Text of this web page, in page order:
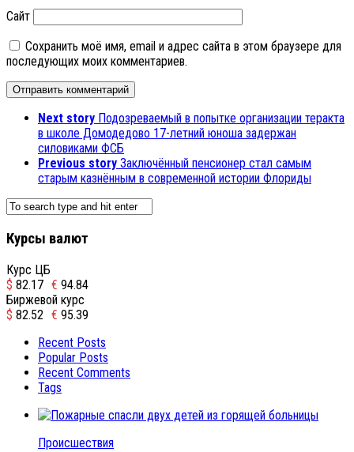
Сайт
Сохранить моё имя, email и адрес сайта в этом браузере для
последующих моих комментариев.
Next story Подозреваемый в попытке организации теракта
в школе Домодедово 17-летний юноша задержан
силовиками ФСБ
Previous story Заключённый пенсионер стал самым
старым казнённым в современной истории Флориды
Курсы валют
Курс ЦБ
$ 82.17 € 94.84
Биржевой курс
$ 82.52 € 95.39
Recent Posts
Popular Posts
Recent Comments
Tags
Происшествия